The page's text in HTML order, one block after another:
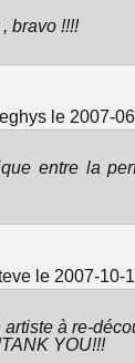
bravo !!!!
le 2007-
entre la
le 2007-10-
artiste à re-
YOU!!!